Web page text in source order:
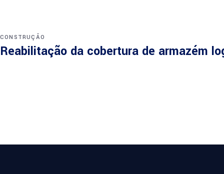
CONSTRUÇÃO
Reabilitação da cobertura de armazém